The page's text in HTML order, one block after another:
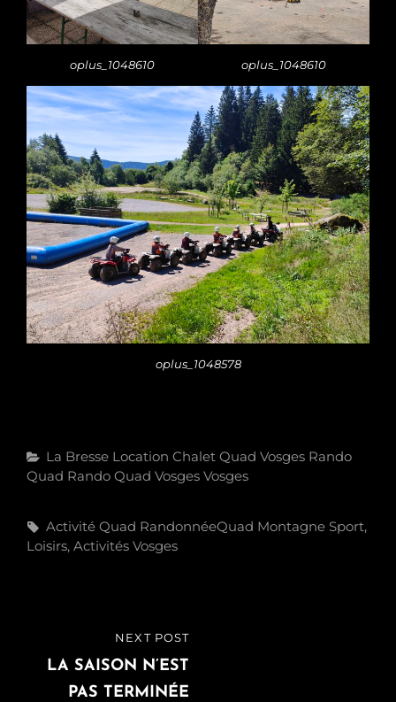
oplus_1048610 oplus_1048610
oplus_1048578
Categories
La Bresse Location Chalet Quad Vosges Rando
Quad Rando Quad Vosges Vosges
Tags,
Activité Quad RandonnéeQuad Montagne Sport,
Loisirs, Activités Vosges
Navigation
de
l’article
POST
NEXT POST
LA SAISON N’EST
PAS TERMINÉE